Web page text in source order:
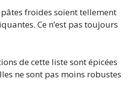
froides soient tellement
Ce n’est pas toujours
de cette liste sont épicées
ne sont pas moins robustes